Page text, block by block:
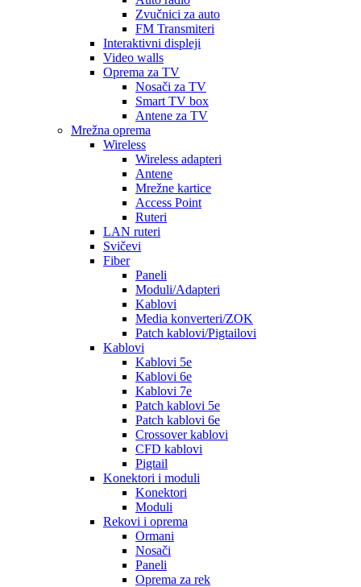
Zvučnici za auto
FM Transmiteri
Interaktivni displeji
Video walls
Oprema za TV
Nosači za TV
Smart TV box
Antene za TV
Mrežna oprema
Wireless
Wireless adapteri
Antene
Mrežne kartice
Access Point
Ruteri
LAN ruteri
Svičevi
Fiber
Paneli
Moduli/Adapteri
Kablovi
Media konverteri/ZOK
Patch kablovi/Pigtailovi
Kablovi
Kablovi 5e
Kablovi 6e
Kablovi 7e
Patch kablovi 5e
Patch kablovi 6e
Crossover kablovi
CFD kablovi
Pigtail
Konektori i moduli
Konektori
Moduli
Rekovi i oprema
Ormani
Nosači
Paneli
Oprema za rek